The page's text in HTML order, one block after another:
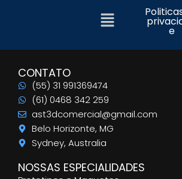
e
CONTATO
(55) 31 991369474
(61) 0468 342 259
ast3dcomercial@gmail.com
Belo Horizonte, MG
Sydney, Australia
NOSSAS ESPECIALIDADES